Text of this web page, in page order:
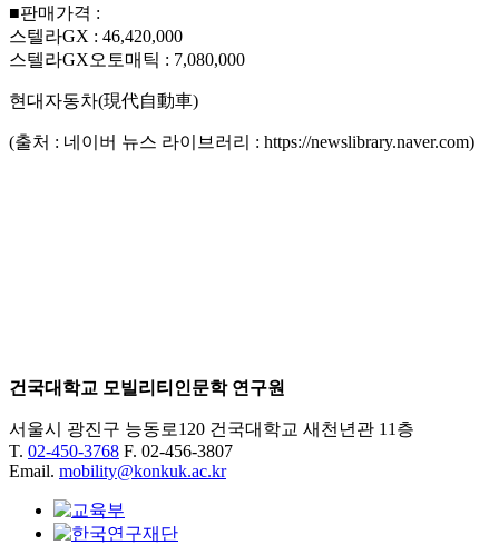
■판매가격 :
스텔라GX : 46,420,000
스텔라GX오토매틱 : 7,080,000
현대자동차(現代自動車)
(출처 : 네이버 뉴스 라이브러리 : https://newslibrary.naver.com)
건국대학교 모빌리티인문학 연구원
서울시 광진구 능동로120 건국대학교 새천년관 11층
T. 02-450-3768 F. 02-456-3807
Email. mobility@konkuk.ac.kr